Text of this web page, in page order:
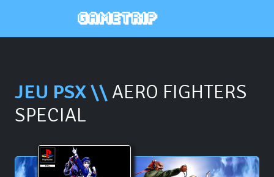
JEU PSX \\ AERO FIGHTERS
SPECIAL